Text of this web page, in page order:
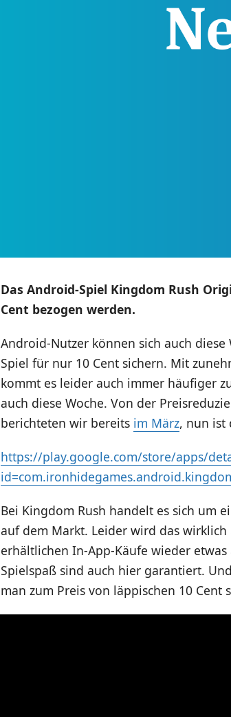
Das Android-Spiel Kingdom Rush
Cent bezogen werden.
Android-Nutzer können sich auch
Spiel für nur 10 Cent sichern. Mit
kommt es leider auch immer häufiger
auch diese Woche. Von der
berichteten wir bereits im März, nun ist
https://play.google.com/store/apps/
Bei Kingdom Rush handelt es sich um
auf dem Markt. Leider wird das
erhältlichen In-App-Käufe wieder
Spielspaß sind auch hier garantiert.
man zum Preis von läppischen 10 Cent